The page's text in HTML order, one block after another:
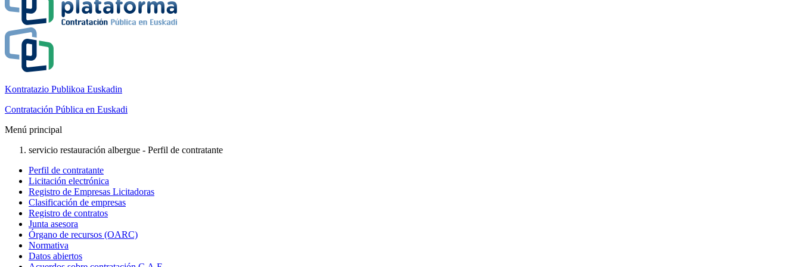
Kontratazio Publikoa Euskadin
Contratación Pública en Euskadi
Menú principal
servicio restauración albergue - Perfil de contratante
Perfil de contratante
Licitación electrónica
Registro de Empresas Licitadoras
Clasificación de empresas
Registro de contratos
Junta asesora
Órgano de recursos (OARC)
Normativa
Datos abiertos